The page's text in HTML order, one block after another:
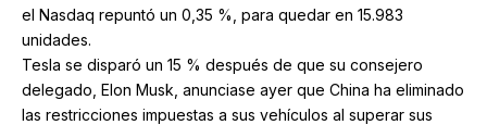
el Nasdaq repuntó un 0,35 %, para quedar en 15.983
unidades.
Tesla se disparó un 15 % después de que su consejero
delegado, Elon Musk, anunciase ayer que China ha eliminado
las restricciones impuestas a sus vehículos al superar sus